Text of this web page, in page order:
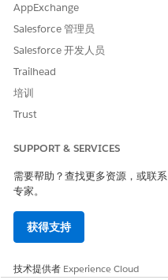
道。
AppExchange
Salesforce 管理员
Salesforce 开发人员
Trailhead
培训
Trust
SUPPORT & SERVICES
需要帮助？查找更多资源，或联系
专家。
获得支持
技术提供者 Experience Cloud